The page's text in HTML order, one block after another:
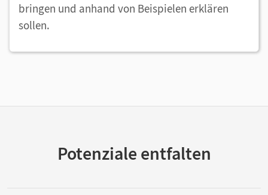
bringen und anhand von Beispielen erklären
sollen.
Potenziale entfalten